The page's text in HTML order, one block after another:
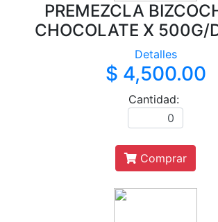
PREMEZCLA
CHOCOLATE X 500G/
Detalles
$ 4,500.00
Cantidad:
Comprar